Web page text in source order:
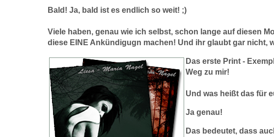
Bald! Ja, bald ist es endlich so weit! ;)
Viele haben, genau wie ich selbst, schon lange auf diesen
diese EINE Ankündigugn machen! Und ihr glaubt gar nicht,
Das erste Print -
Weg zu mir!
Und was heißt das für
Ja genau!
Das bedeutet, dass